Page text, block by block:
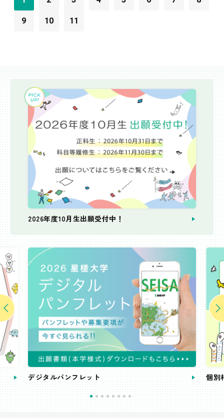
9 10 11
2026年度10月生出願受付中！
デジタルパンフレット 個別